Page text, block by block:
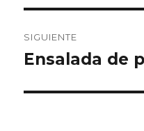
SIGUIENTE
Entrada
Ensalada de